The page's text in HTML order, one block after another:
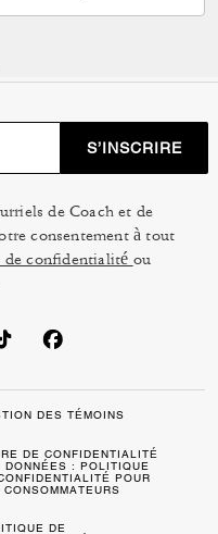
S’INSCRIRE
de Coach et de
consentement à tout
confidentialité ou
DES TÉMOINS
DE CONFIDENTIALITÉ
DONNÉES : POLITIQUE
POUR
DE